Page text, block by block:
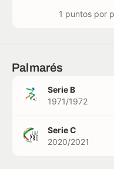
1 puntos por
Palmarés
Serie B
1971/1972
Serie C
2020/2021